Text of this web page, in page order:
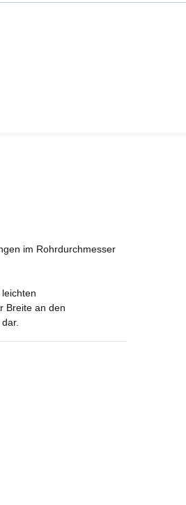
im Rohrdurchmesser
Breite an den